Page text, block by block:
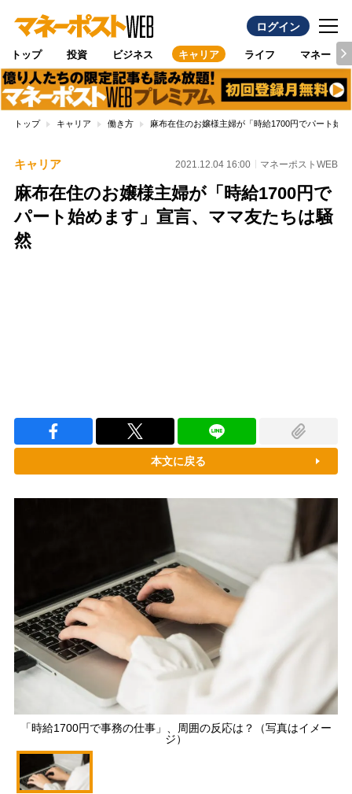
ログイン
トップ 投資 ビジネス キャリア ライフ マネー
トップ キャリア 働き方 麻布在住のお嬢様主婦が「時給1700円でパート始
キャリア 2021.12.04 16:00 マネーポストWEB
麻布在住のお嬢様主婦が「時給1700円で
パート始めます」宣言、ママ友たちは騒
然
本文に戻る
「時給1700円で事務の仕事」、周囲の反応は？（写真はイメー
ジ）